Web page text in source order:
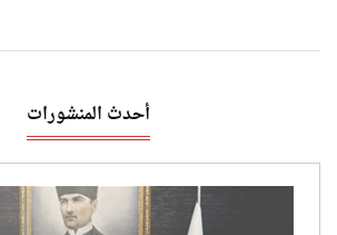
أحدث المنشورات